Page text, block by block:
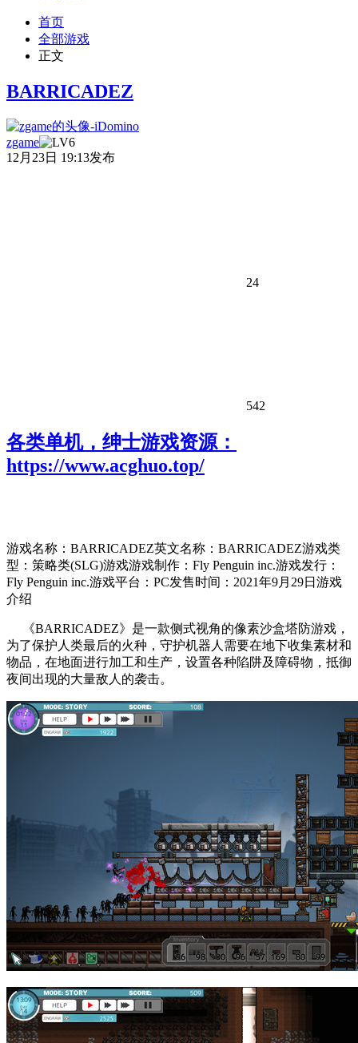
首页
全部游戏
正文
BARRICADEZ
zgame
12月23日 19:13发布
24
542
各类单机，绅士游戏资源：
https://www.acghuo.top/
游戏名称：BARRICADEZ英文名称：BARRICADEZ游戏类
型：策略类(SLG)游戏游戏制作：Fly Penguin inc.游戏发行：
Fly Penguin inc.游戏平台：PC发售时间：2021年9月29日游戏
介绍
《BARRICADEZ》是一款侧式视角的像素沙盒塔防游戏，
为了保护人类最后的火种，守护机器人需要在地下收集素材和
物品，在地面进行加工和生产，设置各种陷阱及障碍物，抵御
夜间出现的大量敌人的袭击。